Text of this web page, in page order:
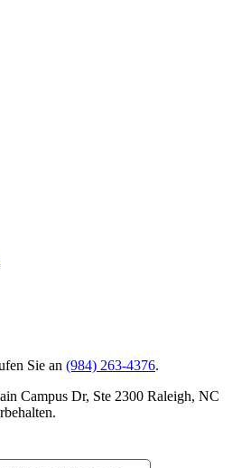
Sie an (984) 263-4376.
Campus Dr, Ste 2300 Raleigh, NC